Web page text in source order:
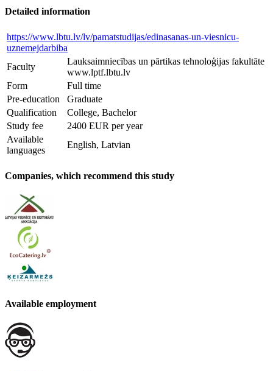
Detailed information
https://www.lbtu.lv/lv/pamatstudijas/edinasanas-un-viesnicu-
uznemejdarbiba
Faculty
Lauksaimniecības un pārtikas tehnoloģijas fakultāte
www.lptf.lbtu.lv
Form
Full time
Pre-education
Graduate
Qualification
College, Bachelor
Study fee
2400 EUR per year
Available
languages
English, Latvian
Companies, which recommend this study
Available employment